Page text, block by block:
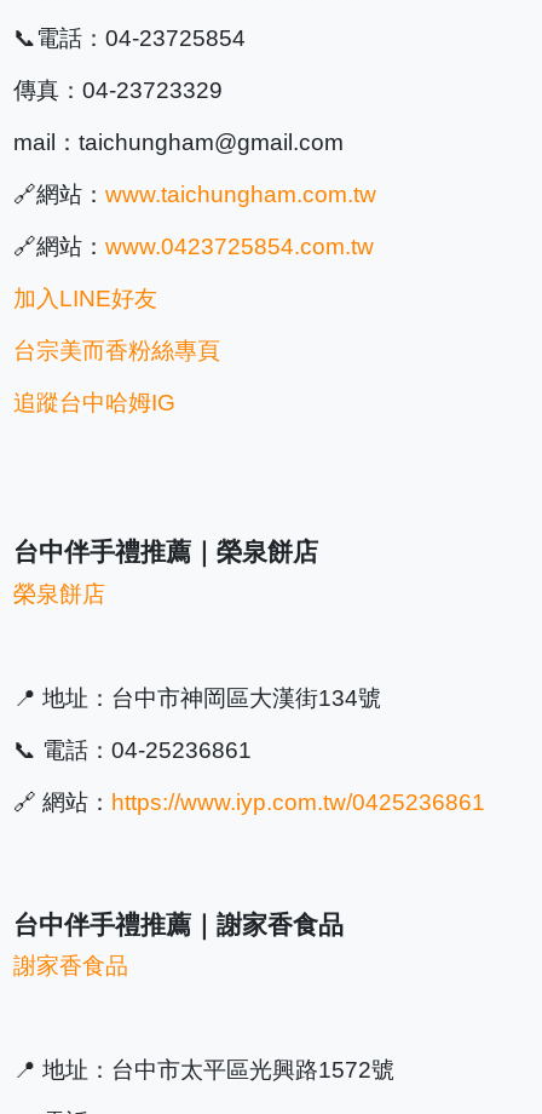
📞電話：04-23725854
傳真：04-23723329
mail：taichungham@gmail.com
🔗網站：www.taichungham.com.tw
🔗網站：www.0423725854.com.tw
加入LINE好友
台宗美而香粉絲專頁
追蹤台中哈姆IG
台中伴手禮推薦｜榮泉餅店
榮泉餅店
📍 地址：台中市神岡區大漢街134號
📞 電話：04-25236861
🔗 網站： https://www.iyp.com.tw/0425236861
台中伴手禮推薦｜謝家香食品
謝家香食品
📍 地址：台中市太平區光興路1572號